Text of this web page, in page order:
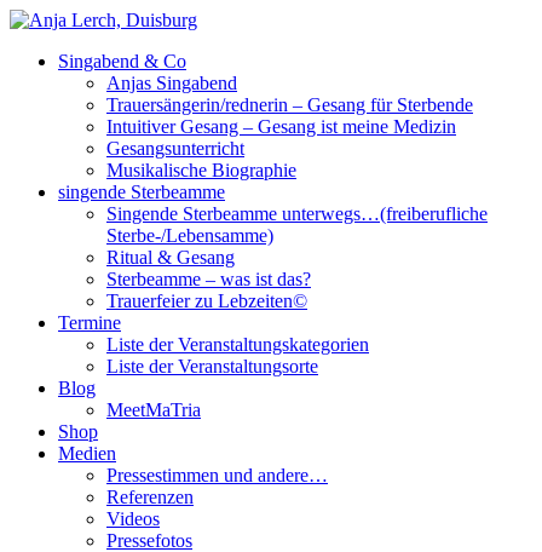
Anjas Welt
Singende Sterbeamme
Singabend & Co
Anjas Singabend
Trauersängerin/rednerin – Gesang für Sterbende
Intuitiver Gesang – Gesang ist meine Medizin
Gesangsunterricht
Musikalische Biographie
singende Sterbeamme
Singende Sterbeamme unterwegs…(freiberufliche
Sterbe-/Lebensamme)
Ritual & Gesang
Sterbeamme – was ist das?
Trauerfeier zu Lebzeiten©
Termine
Liste der Veranstaltungskategorien
Liste der Veranstaltungsorte
Blog
MeetMaTria
Shop
Medien
Pressestimmen und andere…
Referenzen
Videos
Pressefotos